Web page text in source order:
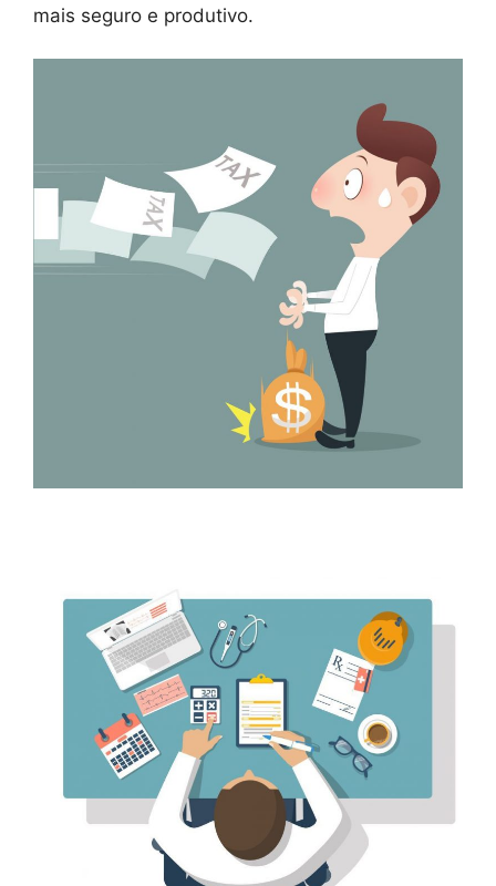
mais seguro e produtivo.